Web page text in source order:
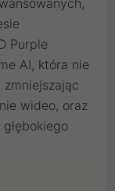
Purple
AI, która nie
wideo, oraz